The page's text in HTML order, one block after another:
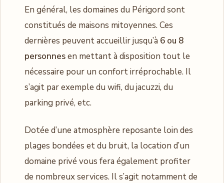
En général, les domaines du Périgord sont
constitués de maisons mitoyennes. Ces
dernières peuvent accueillir jusqu’à 6 ou 8
personnesen mettant à disposition tout le
nécessaire pour un confort irréprochable. Il
s’agit par exemple du wifi, du jacuzzi, du
parking privé, etc.
Dotée d’une atmosphère reposante loin des
plages bondées et du bruit, la location d’un
domaine privé vous fera également profiter
de nombreux services. Il s’agit notamment de